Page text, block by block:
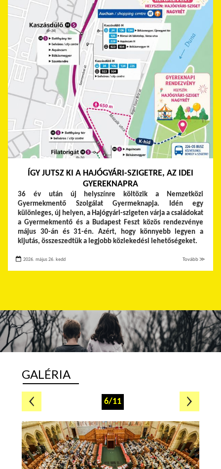
ÍGY JUTSZ KI A HAJÓGYÁRI-SZIGETRE, AZ IDEI
GYEREKNAPRA
36 év után új helyszínre költözik a Nemzetközi
Gyermekmentő Szolgálat Gyermeknapja. Idén egy
különleges, új helyen, a Hajógyári-szigeten várja a családokat
a Gyermekmentő és a Budapest Feszt közös rendezvénye
május 30-án és 31-én. Azért, hogy könnyebb legyen a
kijutás, összeszedtük a legjobb közlekedési lehetőségeket.
2026. május 26. kedd Tovább ≫
GALÉRIA
6/11